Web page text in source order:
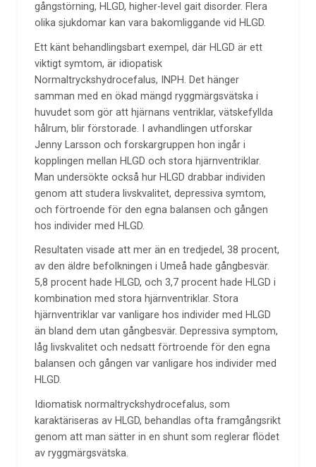
gångstörning, HLGD, higher-level gait disorder. Flera
olika sjukdomar kan vara bakomliggande vid HLGD.
Ett känt behandlingsbart exempel, där HLGD är ett
viktigt symtom, är idiopatisk
Normaltryckshydrocefalus, INPH. Det hänger
samman med en ökad mängd ryggmärgsvätska i
huvudet som gör att hjärnans ventriklar, vätskefyllda
hålrum, blir förstorade. I avhandlingen utforskar
Jenny Larsson och forskargruppen hon ingår i
kopplingen mellan HLGD och stora hjärnventriklar.
Man undersökte också hur HLGD drabbar individen
genom att studera livskvalitet, depressiva symtom,
och förtroende för den egna balansen och gången
hos individer med HLGD.
Resultaten visade att mer än en tredjedel, 38 procent,
av den äldre befolkningen i Umeå hade gångbesvär.
5,8 procent hade HLGD, och 3,7 procent hade HLGD i
kombination med stora hjärnventriklar. Stora
hjärnventriklar var vanligare hos individer med HLGD
än bland dem utan gångbesvär. Depressiva symptom,
låg livskvalitet och nedsatt förtroende för den egna
balansen och gången var vanligare hos individer med
HLGD.
Idiomatisk normaltryckshydrocefalus, som
karaktäriseras av HLGD, behandlas ofta framgångsrikt
genom att man sätter in en shunt som reglerar flödet
av ryggmärgsvätska.